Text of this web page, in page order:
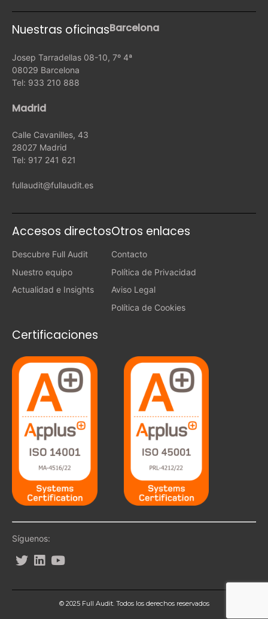
Nuestras oficinasBarcelona
Josep Tarradellas 08-10, 7º 4ª
08029 Barcelona
Tel: 933 210 888
Madrid
Calle Cavanilles, 43
28027 Madrid
Tel: 917 241 621
fullaudit@fullaudit.es
Accesos directos
Descubre Full Audit
Nuestro equipo
Actualidad e Insights
Otros enlaces
Contacto
Política de Privacidad
Aviso Legal
Política de Cookies
Certificaciones
Síguenos:
© 2025 Full Audit. Todos los derechos reservados